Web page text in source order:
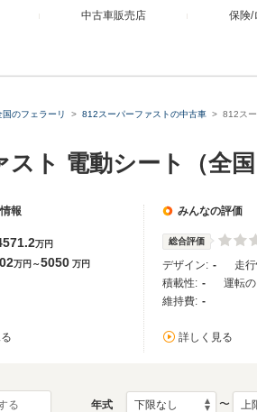
中古車販売店 保険/
国のフェラーリ 812スーパーファストの中古車 812ス
ト 電動シート（全
報
万円
万円～5050 万円
みんなの評価
総合評価
デザイン: - 走
積載性: - 運転
維持費: -
詳しく見る
る 年式 〜